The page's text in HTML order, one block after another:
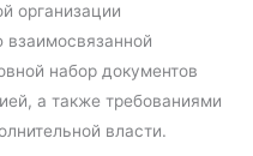
организации
взаимосвязанной
набор документов
а также требованиями
власти.